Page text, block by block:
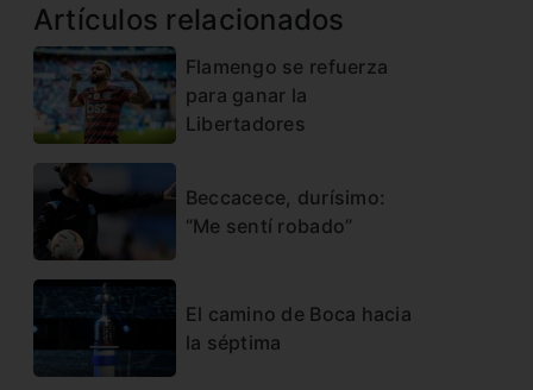
Artículos relacionados
Flamengo se refuerza
para ganar la
Libertadores
Beccacece, durísimo:
“Me sentí robado”
El camino de Boca hacia
la séptima